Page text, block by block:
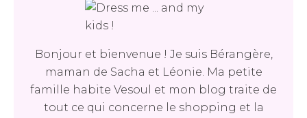
Bonjour et bienvenue ! Je suis Bérangère,
maman de Sacha et Léonie. Ma petite
famille habite Vesoul et mon blog traite de
tout ce qui concerne le shopping et la